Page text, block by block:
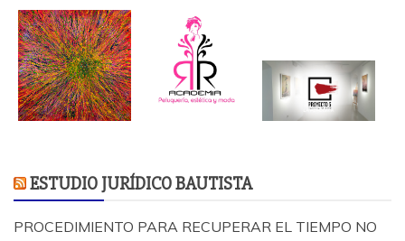
ESTUDIO JURÍDICO BAUTISTA
PROCEDIMIENTO PARA RECUPERAR EL TIEMPO NO